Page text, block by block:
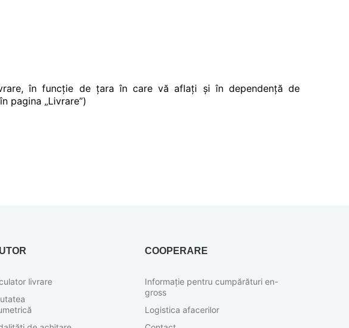
în funcție de țara în care vă aflați și în dependență de
pagina „Livrare”)
livrare
COOPERARE
Informație pentru cumpărături en-
gross
Logistica afacerilor